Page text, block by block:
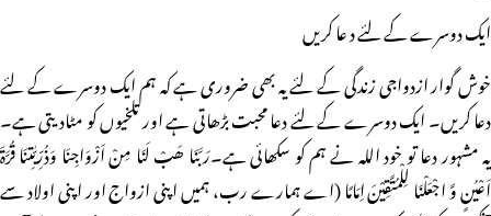
ایک دوسرے کے لئے د عا کریں
خوش گوار ازدواجی زندگی کے لئے یہ بھی ضروری ہے کہ ہم ایک دوسرے کے لئے
دعا کریں۔ ایک دوسرے کے لئے دعا محبت بڑھاتی ہے اور تلخیوں کو مٹادیتی ہے۔
یہ مشہور دعا تو خود اللہ نے ہم کو سکھائی ہے۔رَبَّنَا ھَبْ لَنَا مِنْ اَزْوَاجِنَا وَذُرِّیّٰتِنَا قُرَّۃَ
اَعْیُنٍ وَّ اجْعَلْنَا لِلْمُتَّقِیْنَ اِمَامًا (اے ہمارے رب، ہمیں اپنی ازواج اور اپنی اولاد سے